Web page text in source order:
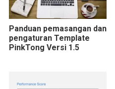
Panduan pemasangan dan
pengaturan Template
PinkTong Versi 1.5